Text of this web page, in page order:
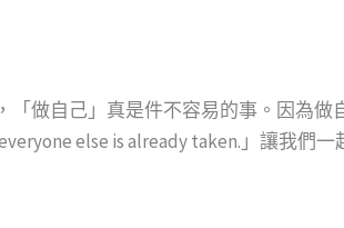
做自己」真是件不容易的事。因為
else is already taken.」讓我們